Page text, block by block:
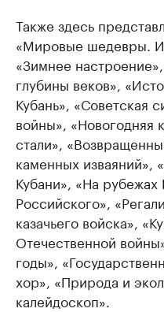
Также здесь
«Мировые шедевры.
«Зимнее
глубины веков»,
Кубань», «Советская
войны», «Новогодняя
стали»,
каменных изваяний»,
Кубани», «На рубежах
Российского»,
казачьего войска»,
Отечественной
годы»,
хор», «Природа и
калейдоскоп».